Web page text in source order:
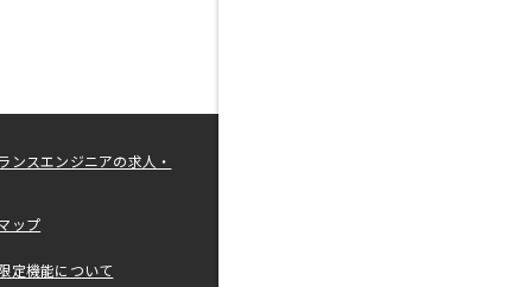
ンスエンジニアの求人・
ップ
定機能について